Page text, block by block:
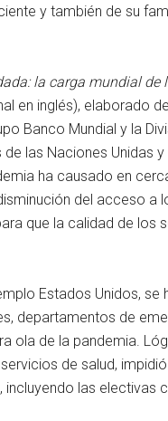
y también de su
la carga mundial de
en inglés), elaborado
Banco Mundial y la
las Naciones Unidas
ha causado en
del acceso a
que la calidad de los
Estados Unidos,
departamentos de
ola de la pandemia.
de salud,
las electivas